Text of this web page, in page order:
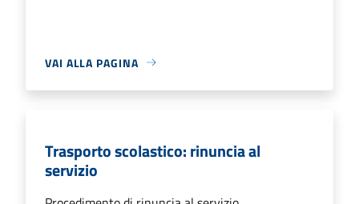
VAI ALLA PAGINA
Trasporto scolastico: rinuncia al
servizio